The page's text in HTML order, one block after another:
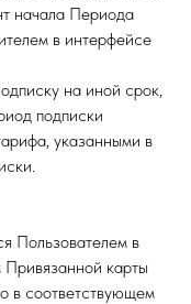
начала Периода
в интерфейсе
на иной срок,
подписки
указанными в
Пользователем в
карты
в соответствующем